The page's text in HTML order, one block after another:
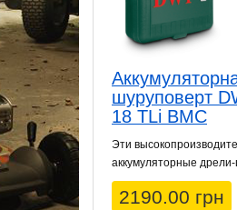
шуруповерт
18 TLi BMC
Эти
аккумуляторные
2190.00 грн